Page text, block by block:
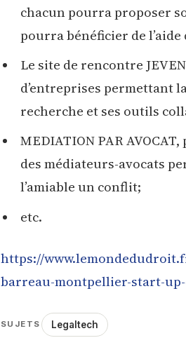
chacun pourra proposer
pourra bénéficier de
Le site de rencontre
d’entreprises permettant
recherche et ses outils
MEDIATION PAR
des médiateurs-avocats
l’amiable un conflit;
etc.
https://
barreau-montpellier-start-
SUJETS Legaltech